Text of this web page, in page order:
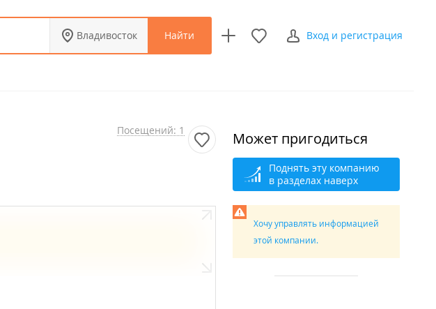
Владивосток Найти Вход и регистрация
Посещений: 1 Может пригодиться
Поднять эту компанию
в разделах наверх
Хочу управлять информацией
этой компании.